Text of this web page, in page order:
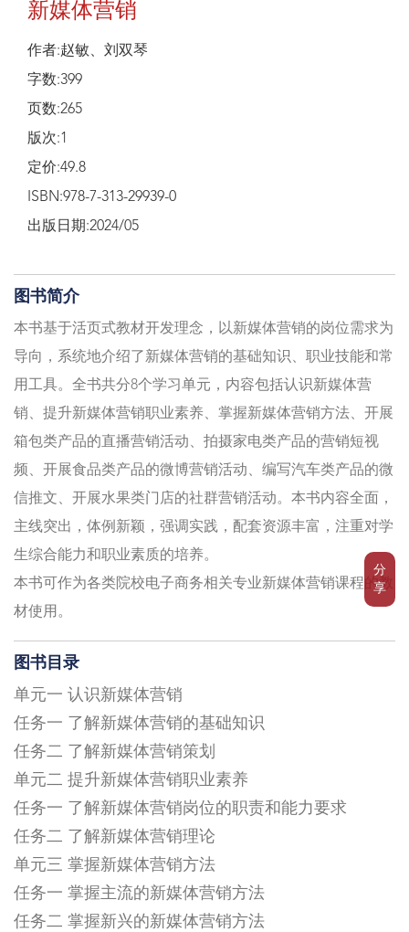
分
享
新媒体营销
作者:赵敏、刘双琴
字数:399
页数:265
版次:1
定价:49.8
ISBN:978-7-313-29939-0
出版日期:2024/05
图书简介
本书基于活页式教材开发理念，以新媒体营销的岗位需求为
导向，系统地介绍了新媒体营销的基础知识、职业技能和常
用工具。全书共分8个学习单元，内容包括认识新媒体营
销、提升新媒体营销职业素养、掌握新媒体营销方法、开展
箱包类产品的直播营销活动、拍摄家电类产品的营销短视
频、开展食品类产品的微博营销活动、编写汽车类产品的微
信推文、开展水果类门店的社群营销活动。本书内容全面，
主线突出，体例新颖，强调实践，配套资源丰富，注重对学
生综合能力和职业素质的培养。
本书可作为各类院校电子商务相关专业新媒体营销课程的教
材使用。
图书目录
单元一 认识新媒体营销
任务一 了解新媒体营销的基础知识
任务二 了解新媒体营销策划
单元二 提升新媒体营销职业素养
任务一 了解新媒体营销岗位的职责和能力要求
任务二 了解新媒体营销理论
单元三 掌握新媒体营销方法
任务一 掌握主流的新媒体营销方法
任务二 掌握新兴的新媒体营销方法